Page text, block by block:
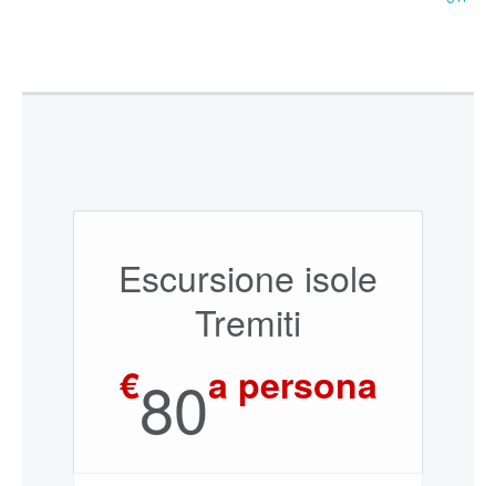
Escursione isole
Tremiti
€80a persona